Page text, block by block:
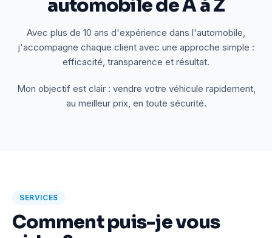
automobile de A à Z
Avec plus de 10 ans d'expérience dans l'automobile,
j'accompagne chaque client avec une approche simple :
efficacité, transparence et résultat.
Mon objectif est clair : vendre votre véhicule rapidement,
au meilleur prix, en toute sécurité.
SERVICES
Comment puis-je vous